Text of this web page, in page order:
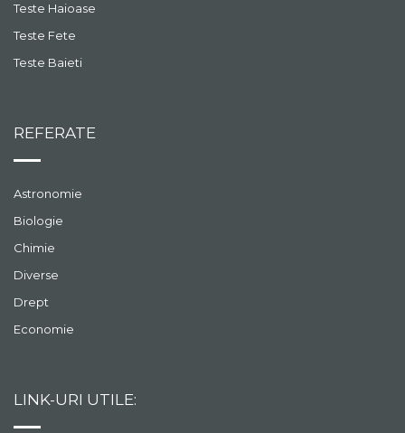
Teste Haioase
Teste Fete
Teste Baieti
REFERATE
Astronomie
Biologie
Chimie
Diverse
Drept
Economie
LINK-URI UTILE: